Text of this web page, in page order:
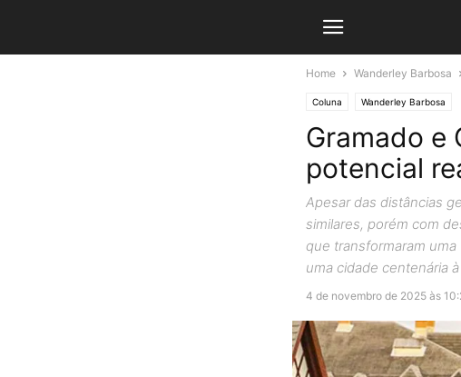
Home Wanderley Barbosa
Coluna Wanderley Barbosa
Gramado e
potencial
Apesar das distâncias
similares, porém com
que transformaram
uma cidade centenária
4 de novembro de 2025 às